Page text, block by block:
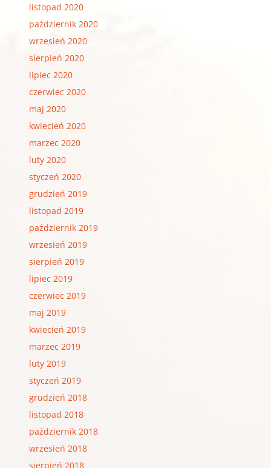
listopad 2020
październik 2020
wrzesień 2020
sierpień 2020
lipiec 2020
czerwiec 2020
maj 2020
kwiecień 2020
marzec 2020
luty 2020
styczeń 2020
grudzień 2019
listopad 2019
październik 2019
wrzesień 2019
sierpień 2019
lipiec 2019
czerwiec 2019
maj 2019
kwiecień 2019
marzec 2019
luty 2019
styczeń 2019
grudzień 2018
listopad 2018
październik 2018
wrzesień 2018
sierpień 2018